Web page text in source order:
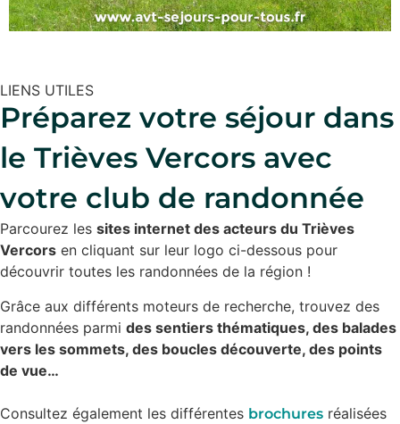
LIENS UTILES
Préparez votre séjour dans
le Trièves Vercors avec
votre club de randonnée
Parcourez les sites internet des acteurs du Trièves
Vercors en cliquant sur leur logo ci-dessous pour
découvrir toutes les randonnées de la région !
Grâce aux différents moteurs de recherche, trouvez des
randonnées parmi des sentiers thématiques, des balades
vers les sommets, des boucles découverte, des points
de vue…
Consultez également les différentes brochures réalisées